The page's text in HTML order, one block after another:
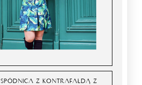
SPÓDNICA Z KONTRAFAŁDĄ Z